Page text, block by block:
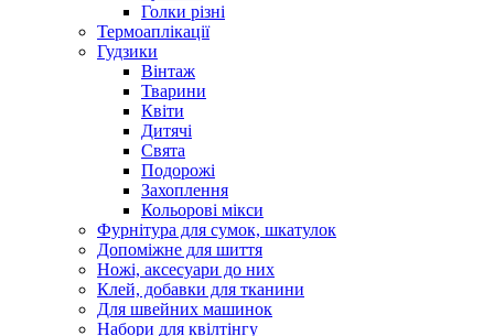
Голки різні
Термоаплікації
Гудзики
Вінтаж
Тварини
Квіти
Дитячі
Свята
Подорожі
Захоплення
Кольорові мікси
Фурнітура для сумок, шкатулок
Допоміжне для шиття
Ножі, аксесуари до них
Клей, добавки для тканини
Для швейних машинок
Набори для квілтінгу